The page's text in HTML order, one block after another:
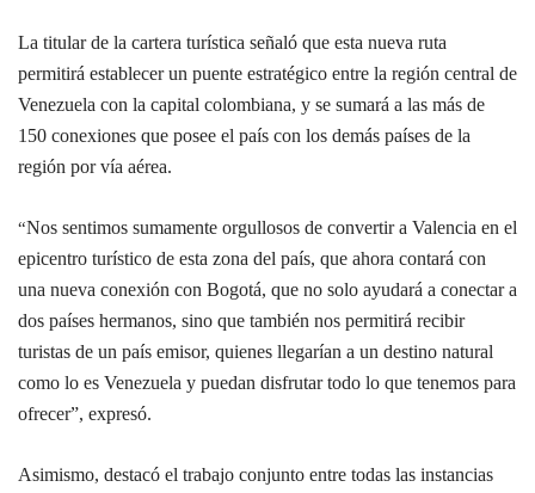
La titular de la cartera turística señaló que esta nueva ruta
permitirá establecer un puente estratégico entre la región central de
Venezuela con la capital colombiana, y se sumará a las más de
150 conexiones que posee el país con los demás países de la
región por vía aérea.
“Nos sentimos sumamente orgullosos de convertir a Valencia en el
epicentro turístico de esta zona del país, que ahora contará con
una nueva conexión con Bogotá, que no solo ayudará a conectar a
dos países hermanos, sino que también nos permitirá recibir
turistas de un país emisor, quienes llegarían a un destino natural
como lo es Venezuela y puedan disfrutar todo lo que tenemos para
ofrecer”, expresó.
Asimismo, destacó el trabajo conjunto entre todas las instancias